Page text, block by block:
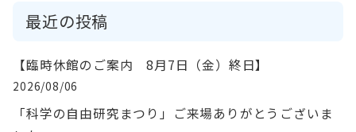
最近の投稿
【臨時休館のご案内 8月7日（金）終日】
2026/08/06
「科学の自由研究まつり」ご来場ありがとうございま